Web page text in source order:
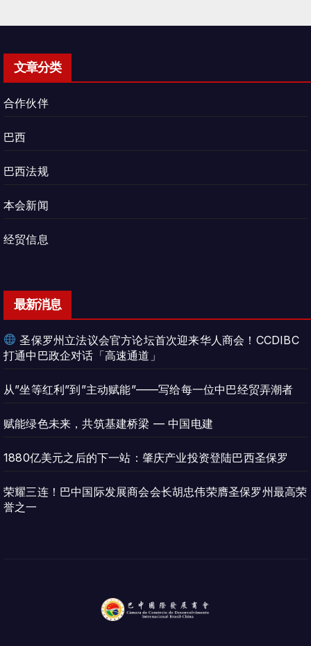
文章分类
合作伙伴
巴西
巴西法规
本会新闻
经贸信息
最新消息
圣保罗州立法议会官方论坛首次迎来华人商会！CCDIBC
打通中巴政企对话「高速通道」
从”坐等红利”到”主动赋能”——写给每一位中巴经贸弄潮者
赋能绿色未来，共筑基建桥梁 — 中国电建
1880亿美元之后的下一站：肇庆产业投资登陆巴西圣保罗
荣耀三连！巴中国际发展商会会长胡忠伟荣膺圣保罗州最高荣
誉之一